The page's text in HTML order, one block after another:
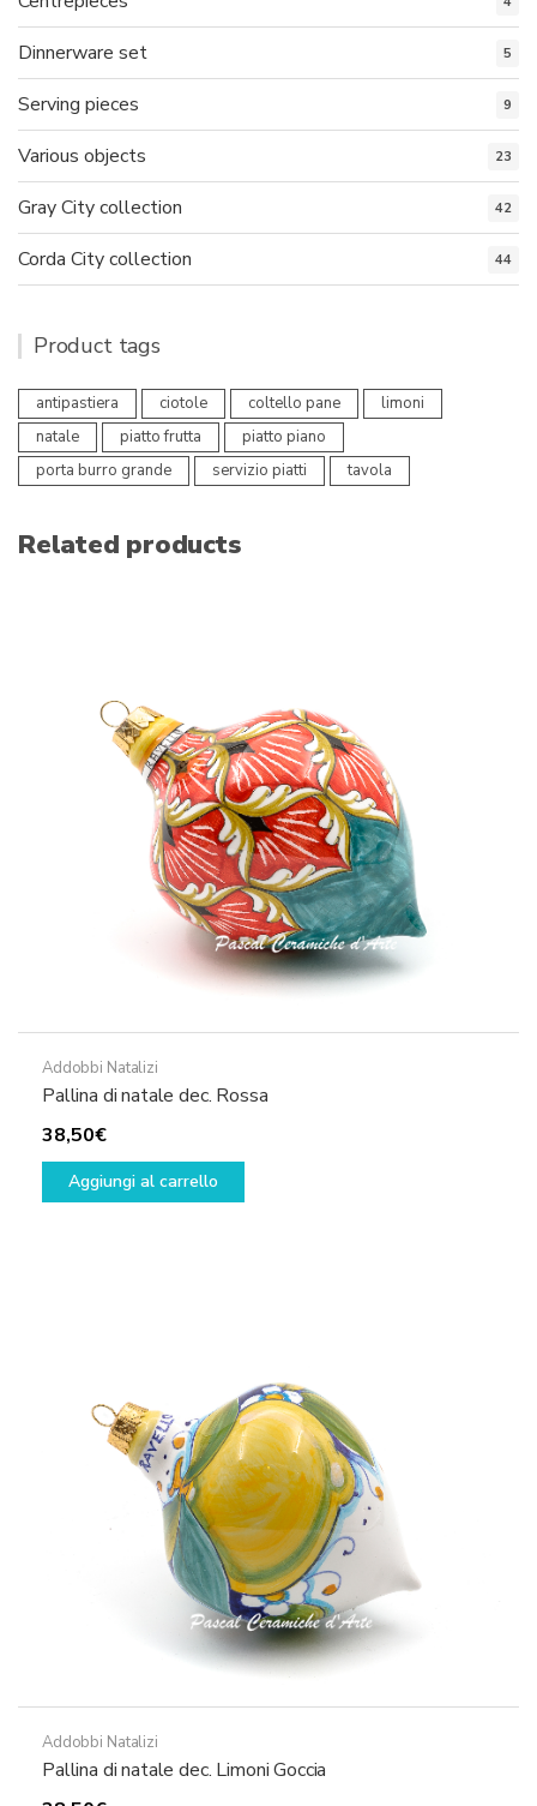
Dinnerware set 5
Serving pieces 9
Various objects 23
Gray City collection 42
Corda City collection 44
Product tags
antipastiera ciotole coltello pane
limoni
natale
piatto frutta
piatto piano
porta burro grande
servizio piatti tavola
Related products
Addobbi Natalizi
Pallina di natale dec. Rossa
38,50€
Aggiungi al carrello
Addobbi Natalizi
Pallina di natale dec. Limoni Goccia